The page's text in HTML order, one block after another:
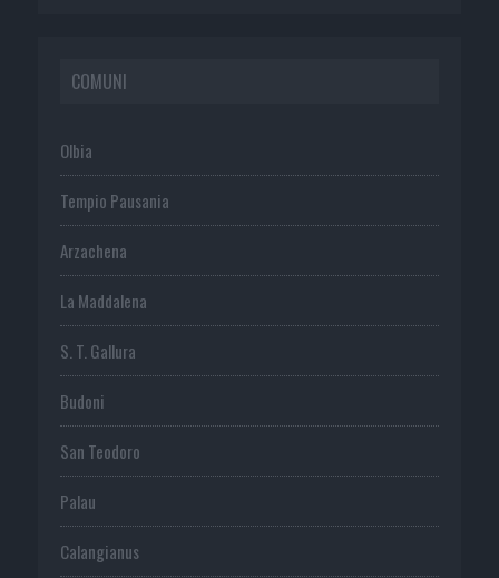
COMUNI
Olbia
Tempio Pausania
Arzachena
La Maddalena
S. T. Gallura
Budoni
San Teodoro
Palau
Calangianus